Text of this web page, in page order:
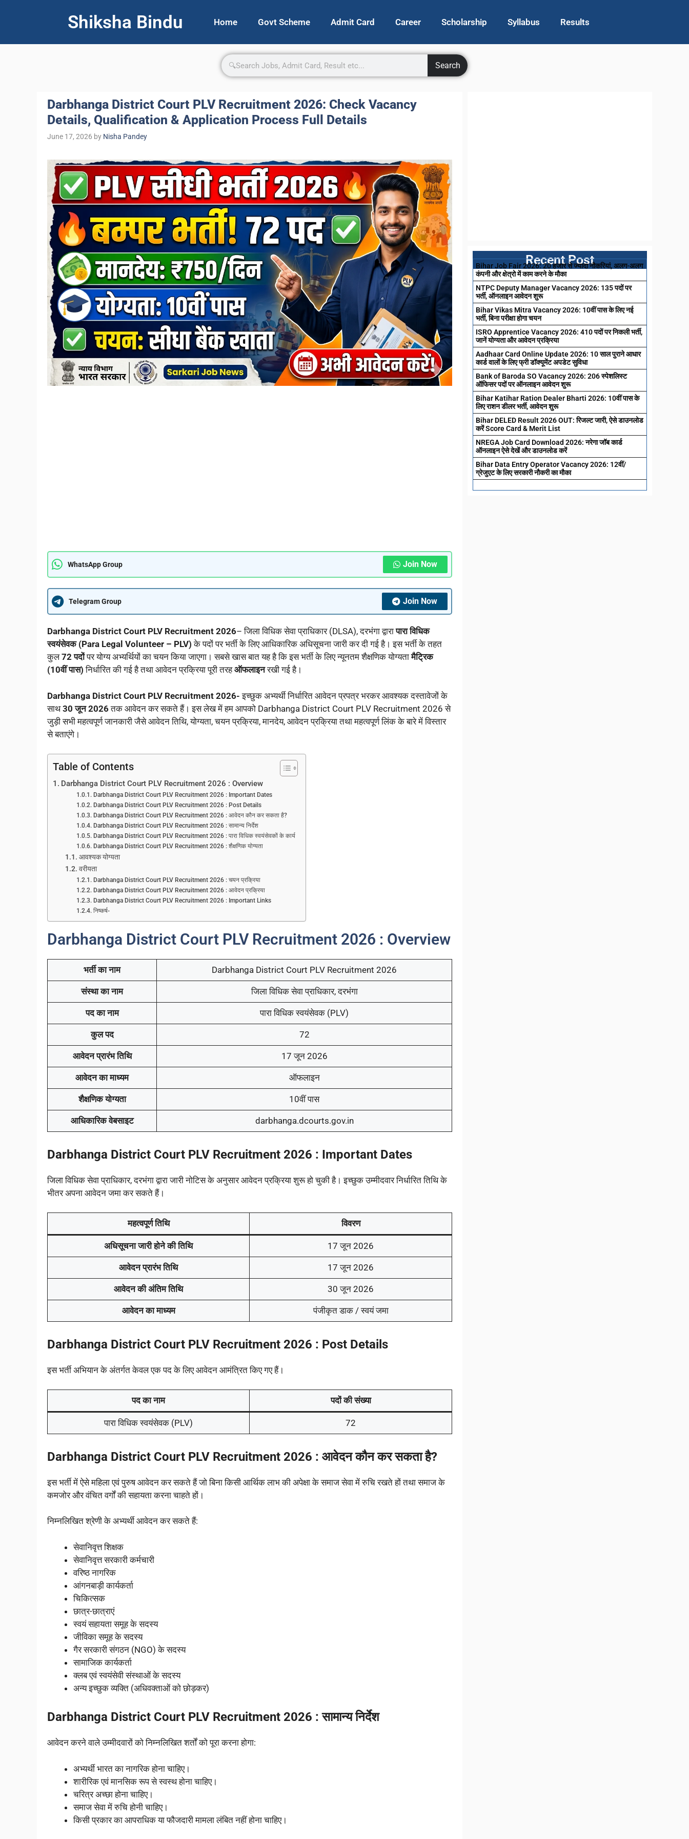
Shiksha Bindu Home Govt Scheme Admit Card Career Scholarship Syllabus Results
Search
Darbhanga District Court PLV Recruitment 2026: Check Vacancy
Details, Qualification & Application Process Full Details
June 17, 2026 by Nisha Pandey
WhatsApp Group Join Now
Telegram Group Join Now
Darbhanga District Court PLV Recruitment 2026– जिला विधिक सेवा प्राधिकार (DLSA), दरभंगा द्वारापारा विधिक
स्वयंसेवक (Para Legal Volunteer – PLV) के पदों पर भर्ती के लिए आधिकारिक अधिसूचना जारी कर दी गई है। इस भर्ती के तहत
कुल72 पदोंपर योग्य अभ्यर्थियों का चयन किया जाएगा। सबसे खास बात यह है कि इस भर्ती के लिए न्यूनतम शैक्षणिक योग्यतामैट्रिक
(10वीं पास) निर्धारित की गई है तथा आवेदन प्रक्रिया पूरी तरहऑफलाइनरखी गई है।
Darbhanga District Court PLV Recruitment 2026-इच्छुक अभ्यर्थी निर्धारित आवेदन प्रपत्र भरकर आवश्यक दस्तावेजों के
साथ30 जून 2026तक आवेदन कर सकते हैं। इस लेख में हम आपको Darbhanga District Court PLV Recruitment 2026 से
जुड़ी सभी महत्वपूर्ण जानकारी जैसे आवेदन तिथि, योग्यता, चयन प्रक्रिया, मानदेय, आवेदन प्रक्रिया तथा महत्वपूर्ण लिंक के बारे में विस्तार
से बताएंगे।
Table of Contents
Darbhanga District Court PLV Recruitment 2026 : Overview
Darbhanga District Court PLV Recruitment 2026 : Important Dates
Darbhanga District Court PLV Recruitment 2026 : Post Details
Darbhanga District Court PLV Recruitment 2026 : आवेदन कौन कर सकता है?
Darbhanga District Court PLV Recruitment 2026 : सामान्य निर्देश
Darbhanga District Court PLV Recruitment 2026 : पारा विधिक स्वयंसेवकों के कार्य
Darbhanga District Court PLV Recruitment 2026 : शैक्षणिक योग्यता
आवश्यक योग्यता
वरीयता
Darbhanga District Court PLV Recruitment 2026 : चयन प्रक्रिया
Darbhanga District Court PLV Recruitment 2026 : आवेदन प्रक्रिया
Darbhanga District Court PLV Recruitment 2026 : Important Links
निष्कर्ष-
Darbhanga District Court PLV Recruitment 2026 : Overview
भर्ती का नाम Darbhanga District Court PLV Recruitment 2026
संस्था का नाम जिला विधिक सेवा प्राधिकार, दरभंगा
पद का नाम पारा विधिक स्वयंसेवक (PLV)
कुल पद 72
आवेदन प्रारंभ तिथि 17 जून 2026
आवेदन का माध्यम ऑफलाइन
शैक्षणिक योग्यता 10वीं पास
आधिकारिक वेबसाइट darbhanga.dcourts.gov.in
Darbhanga District Court PLV Recruitment 2026 : Important Dates
जिला विधिक सेवा प्राधिकार, दरभंगा द्वारा जारी नोटिस के अनुसार आवेदन प्रक्रिया शुरू हो चुकी है। इच्छुक उम्मीदवार निर्धारित तिथि के
भीतर अपना आवेदन जमा कर सकते हैं।
महत्वपूर्ण तिथि विवरण
अधिसूचना जारी होने की तिथि 17 जून 2026
आवेदन प्रारंभ तिथि 17 जून 2026
आवेदन की अंतिम तिथि 30 जून 2026
आवेदन का माध्यम पंजीकृत डाक / स्वयं जमा
Darbhanga District Court PLV Recruitment 2026 : Post Details
इस भर्ती अभियान के अंतर्गत केवल एक पद के लिए आवेदन आमंत्रित किए गए हैं।
पद का नाम पदों की संख्या
पारा विधिक स्वयंसेवक (PLV) 72
Darbhanga District Court PLV Recruitment 2026 : आवेदन कौन कर सकता है?
इस भर्ती में ऐसे महिला एवं पुरुष आवेदन कर सकते हैं जो बिना किसी आर्थिक लाभ की अपेक्षा के समाज सेवा में रुचि रखते हों तथा समाज के
कमजोर और वंचित वर्गों की सहायता करना चाहते हों।
निम्नलिखित श्रेणी के अभ्यर्थी आवेदन कर सकते हैं:
सेवानिवृत्त शिक्षक
सेवानिवृत्त सरकारी कर्मचारी
वरिष्ठ नागरिक
आंगनबाड़ी कार्यकर्ता
चिकित्सक
छात्र-छात्राएं
स्वयं सहायता समूह के सदस्य
जीविका समूह के सदस्य
गैर सरकारी संगठन (NGO) के सदस्य
सामाजिक कार्यकर्ता
क्लब एवं स्वयंसेवी संस्थाओं के सदस्य
अन्य इच्छुक व्यक्ति (अधिवक्ताओं को छोड़कर)
Darbhanga District Court PLV Recruitment 2026 : सामान्य निर्देश
आवेदन करने वाले उम्मीदवारों को निम्नलिखित शर्तों को पूरा करना होगा:
अभ्यर्थी भारत का नागरिक होना चाहिए।
शारीरिक एवं मानसिक रूप से स्वस्थ होना चाहिए।
चरित्र अच्छा होना चाहिए।
समाज सेवा में रुचि होनी चाहिए।
किसी प्रकार का आपराधिक या फौजदारी मामला लंबित नहीं होना चाहिए।
Recent Post
Bihar Job Fair 2026: 20 हजार से ज्यादा नौकरियां, अलग-अलग
कंपनी और क्षेत्रो में काम करने के मौका
NTPC Deputy Manager Vacancy 2026: 135 पदों पर
भर्ती, ऑनलाइन आवेदन शुरू
Bihar Vikas Mitra Vacancy 2026: 10वीं पास के लिए नई
भर्ती, बिना परीक्षा होगा चयन
ISRO Apprentice Vacancy 2026: 410 पदों पर निकली भर्ती,
जानें योग्यता और आवेदन प्रक्रिया
Aadhaar Card Online Update 2026: 10 साल पुराने आधार
कार्ड वालों के लिए फ्री डॉक्यूमेंट अपडेट सुविधा
Bank of Baroda SO Vacancy 2026: 206 स्पेशलिस्ट
ऑफिसर पदों पर ऑनलाइन आवेदन शुरू
Bihar Katihar Ration Dealer Bharti 2026: 10वीं पास के
लिए राशन डीलर भर्ती, आवेदन शुरू
Bihar DELED Result 2026 OUT: रिजल्ट जारी, ऐसे डाउनलोड
करें Score Card & Merit List
NREGA Job Card Download 2026: नरेगा जॉब कार्ड
ऑनलाइन ऐसे देखें और डाउनलोड करें
Bihar Data Entry Operator Vacancy 2026: 12वीं/
ग्रेजुएट के लिए सरकारी नौकरी का मौका